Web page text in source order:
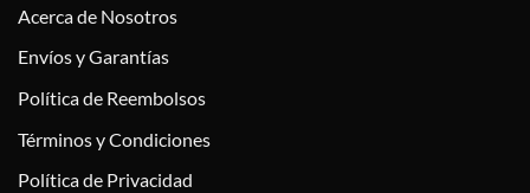
Acerca de Nosotros
Envíos y Garantías
Política de Reembolsos
Términos y Condiciones
Política de Privacidad